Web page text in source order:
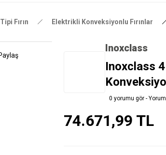
Fırın Elektrikli Konveksiyonlu Fırınlar
Inoxclass
Inoxclass
0 yorumu gör -
74.671,99 TL